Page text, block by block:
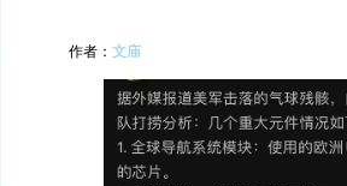
作者： 文庙